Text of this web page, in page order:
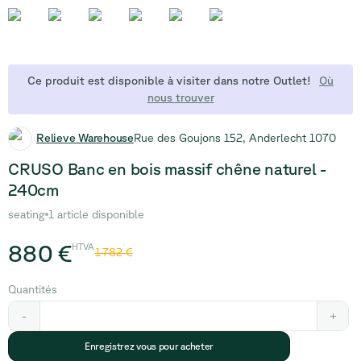
Ce produit est disponible à visiter dans notre Outlet!
Où
nous trouver
Relieve WarehouseRue des Goujons 152, Anderlecht 1070
CRUSO Banc en bois massif chêne naturel -
240cm
seating 1 article disponible
880 €HTVA1 782 €
Quantités
- +
Enregistrez vous pour acheter